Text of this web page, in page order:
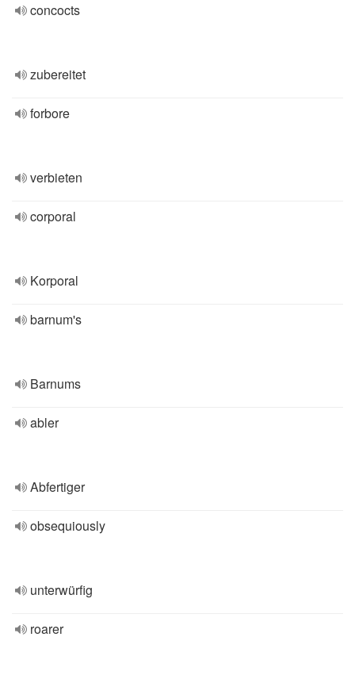
concocts
zubereitet
forbore
verbieten
corporal
Korporal
barnum's
Barnums
abler
Abfertiger
obsequiously
unterwürfig
roarer